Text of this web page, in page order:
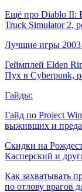
Ещё про Diablo II:
Truck Simulator 2,
Лучшие игры 2003
Геймплей Elden
Пух в Cyberpunk,
Гайды:
Гайд по Project
выживших и
Скидки на
Касперский и
Как захватывать
по отлову врагов